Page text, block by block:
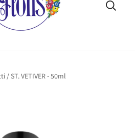
/ ST. VETIVER - 50ml